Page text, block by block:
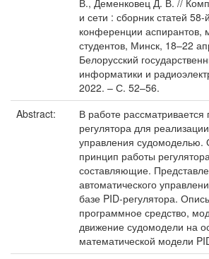
В., Деменковец Д. В. //
и сети : сборник статей 58-
конференции аспирантов,
студентов, Минск, 18–22
Белорусский
информатики и
2022. – С. 52–56.
Abstract:
В работе
регулятора для
управления судомоделью.
принцип работы
составляющие.
автоматического
базе PID-регулятора.
программное средство,
движение судомодели на
математической модели